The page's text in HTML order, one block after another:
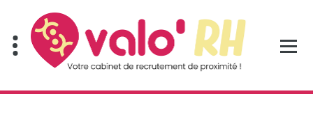
contenu